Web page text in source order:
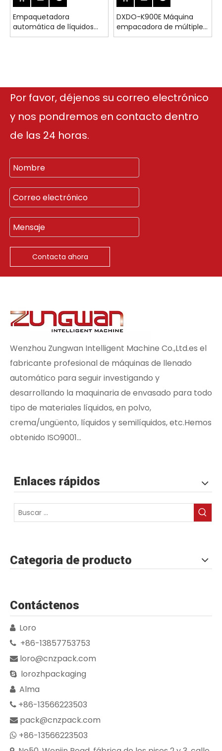
Empaquetadora
automática de líquidos
ZHY-339Y con PLC y
DXDO-K900E Máquina
empacadora de múltiples
líneas y sellado de cuatro
Por favor, déjenos su correo electrónico
y nos pondremos en contacto dentro
de las 24 horas.
Contacta ahora
Wenzhou Zungwan Intelligent Machine Co.,Ltd.es el
fabricante profesional de máquinas de llenado
automático para seguir investigando y
desarrollando la maquinaria de envasado para todo
tipo de materiales líquidos, en polvo,
crema/ungüento, líquidos y semilíquidos, etc.Hemos
obtenido ISO9001...
Enlaces rápidos
Categoria de producto
Contáctenos
 Loro
 +86-13857753753
 loro@cnzpack.com
 lorozhpackaging
 Alma
 +86-13566223503
 pack@cnzpack.com
 +86-13566223503